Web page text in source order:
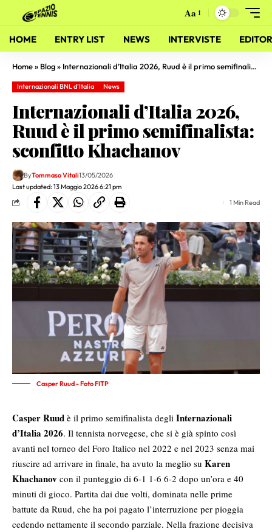
Aa
HOME ENTRY LIST NEWS INTERVISTE
Home» Blog» Internazionali d’Italia 2026, Ruud è il primo semifinalista: sconfitto Khachanov
Internazionali BNL d'Italia News
Internazionali d’Italia 2026,
Ruud è il primo semifinalista:
sconfitto Khachanov
Last updated: 13 Maggio 2026 6:21 pm
ByTommaso Vitali13/05/2026
1 Min Read
Casper Ruud - Foto FITP
Casper Ruud è il primo semifinalista degli Internazionali
d’Italia 2026. Il tennista norvegese, che si è già spinto così
avanti nel torneo del Foro Italico nel 2022 e nel 2023 senza mai
riuscire ad arrivare in finale, ha avuto la meglio su Karen
Khachanov con il punteggio di 6-1 1-6 6-2 dopo un’ora e 40
minuti di gioco. Partita dai due volti, dominata nelle prime
battute da Ruud, che ha poi pagato l’interruzione per pioggia
cedendo nettamente il secondo parziale. Nella frazione decisiva